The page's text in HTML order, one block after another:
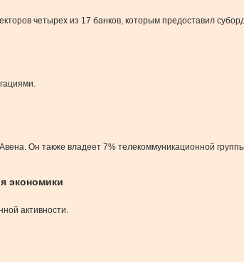
четырех из 17 банков, которым предоставил
Он также владеет 7% телекоммуникационной
экономики
активности.